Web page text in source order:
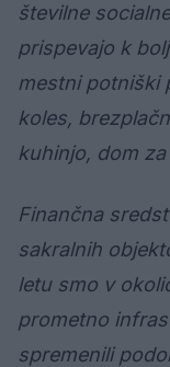
številne
prispevajo k
mestni potniški
koles,
kuhinjo, dom
Finančna
sakralnih
letu smo v
prometno
spremenili